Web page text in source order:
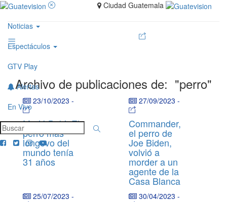
Noticias
Espectáculos
GTV Play
Alertas
En Vivo
Ciudad Guatemala
Archivo de publicaciones de: "perro"
23/10/2023 -
Murió Bobi: El
perro más
longevo del
mundo tenía
31 años
27/09/2023 -
Commander,
el perro de
Joe Biden,
volvió a
morder a un
agente de la
Casa Blanca
25/07/2023 - 30/04/2023 -